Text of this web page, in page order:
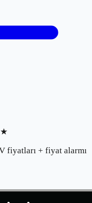
fiyatları + fiyat alarmı